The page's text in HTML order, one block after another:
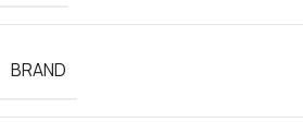
BRAND